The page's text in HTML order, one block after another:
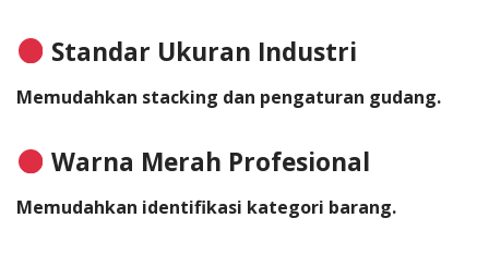
Standar Ukuran Industri
Memudahkan stacking dan pengaturan gudang.
Warna Merah Profesional
Memudahkan identifikasi kategori barang.